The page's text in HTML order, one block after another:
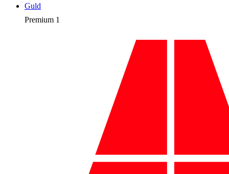
Premium 1
Guld